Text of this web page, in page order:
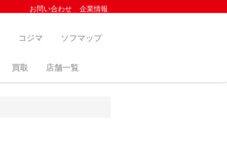
お問い合わせ 企業情報
コジマ ソフマップ
買取 店舗一覧